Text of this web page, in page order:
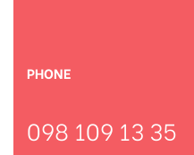
PHONE
098 109 13 35